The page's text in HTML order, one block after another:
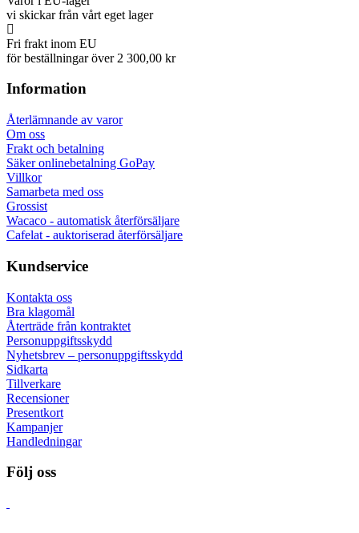
vi skickar från vårt eget lager
Fri frakt inom EU
för beställningar över 2 300,00 kr
Information
Återlämnande av varor
Om oss
Frakt och betalning
Säker onlinebetalning GoPay
Villkor
Samarbeta med oss
Grossist
Wacaco - automatisk återförsäljare
Cafelat - auktoriserad återförsäljare
Kundservice
Kontakta oss
Bra klagomål
Återträde från kontraktet
Personuppgiftsskydd
Nyhetsbrev – personuppgiftsskydd
Sidkarta
Tillverkare
Recensioner
Presentkort
Kampanjer
Handledningar
Följ oss